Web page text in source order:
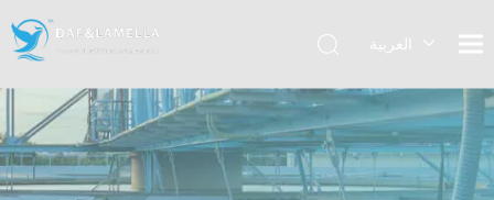
العربية
Español